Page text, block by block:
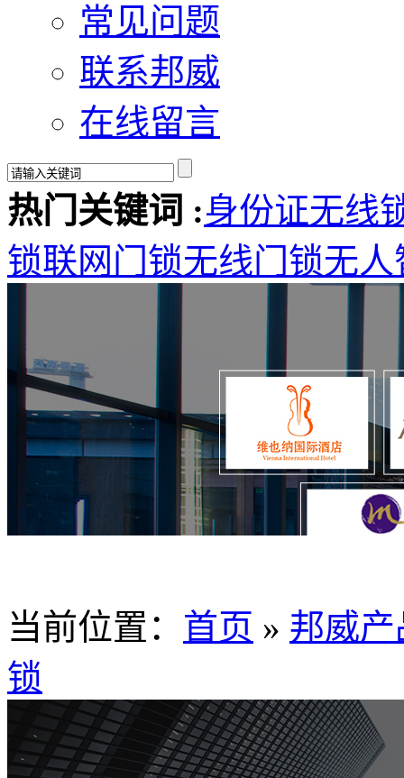
常见问题
联系邦威
在线留言
热门关键词 :身份证无线
锁联网门锁无线门锁无
当前位置： 首页 » 邦威
锁